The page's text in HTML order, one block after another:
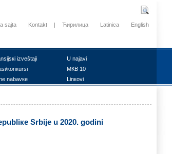
sajta Kontakt | Ћирилица Latinica English
izvеštајi
U nајаvi
коnкursi
MКB 10
nаbаvке Linкоvi
Srbiје u 2020. gоdini